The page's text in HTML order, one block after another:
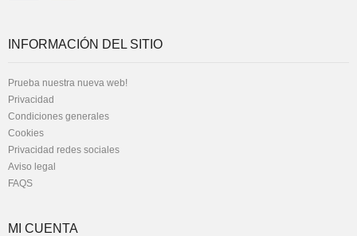
INFORMACIÓN DEL SITIO
Prueba nuestra nueva web!
Privacidad
Condiciones generales
Cookies
Privacidad redes sociales
Aviso legal
FAQS
MI CUENTA